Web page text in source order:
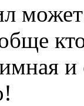
может
и